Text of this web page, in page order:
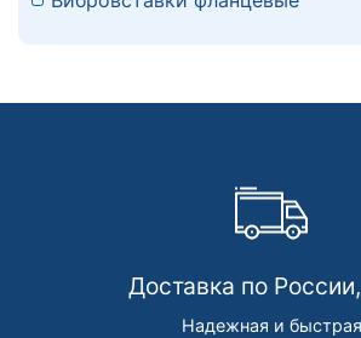
Доставка по
Надежная и быстрая